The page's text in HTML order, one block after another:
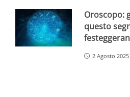
Oroscopo:
questo
2 Agosto 2025